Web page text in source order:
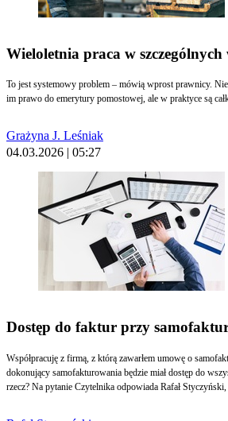
Wieloletnia praca w
To jest systemowy problem – mówią wprost prawnicy.
im prawo do emerytury pomostowej, ale w praktyce są
Grażyna J. Leśniak
04.03.2026 | 05:27
Dostęp do faktur przy
Współpracuję z firmą, z którą zawarłem umowę o
dokonujący samofakturowania będzie miał dostęp do
rzecz? Na pytanie Czytelnika odpowiada Rafał